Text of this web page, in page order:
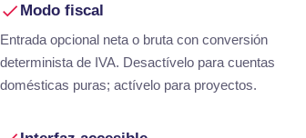
Modo fiscal
Entrada opcional neta o bruta con conversión
determinista de IVA. Desactívelo para cuentas
domésticas puras; actívelo para proyectos.